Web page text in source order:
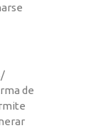
de